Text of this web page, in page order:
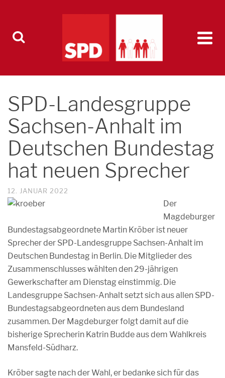
SPD-Landesgruppe
Sachsen-Anhalt im
Deutschen Bundestag
hat neuen Sprecher
12. JANUAR 2022
Der
Magdeburger
Bundestagsabgeordnete Martin Kröber ist neuer
Sprecher der SPD-Landesgruppe Sachsen-Anhalt im
Deutschen Bundestag in Berlin. Die Mitglieder des
Zusammenschlusses wählten den 29-jährigen
Gewerkschafter am Dienstag einstimmig. Die
Landesgruppe Sachsen-Anhalt setzt sich aus allen SPD-
Bundestagsabgeordneten aus dem Bundesland
zusammen. Der Magdeburger folgt damit auf die
bisherige Sprecherin Katrin Budde aus dem Wahlkreis
Mansfeld-Südharz.
Kröber sagte nach der Wahl, er bedanke sich für das